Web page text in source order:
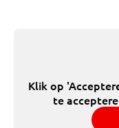
Klik op
te